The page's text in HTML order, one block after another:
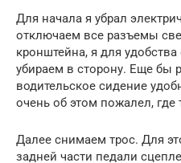
Для начала я убрал
отключаем все разъемы
кронштейна, я для
убираем в сторону. Еще бы
водительское сидение
очень об этом пожалел,
Далее снимаем трос. Для
задней части педали